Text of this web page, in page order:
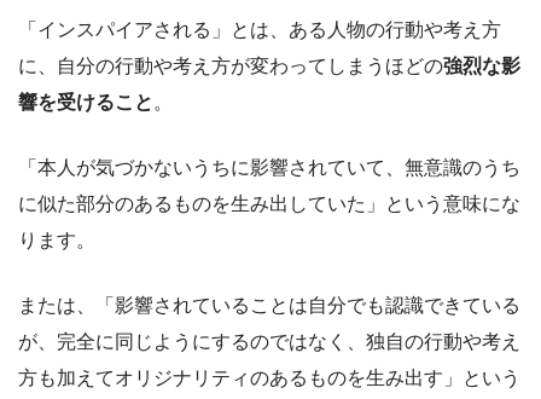
「インスパイアされる」とは、ある人物の行動や考え方
に、自分の行動や考え方が変わってしまうほどの強烈な影
響を受けること 。
「本人が気づかないうちに影響されていて、無意識のうち
に似た部分のあるものを生み出していた」という意味にな
ります。
または、「影響されていることは自分でも認識できている
が、完全に同じようにするのではなく、独自の行動や考え
方も加えてオリジナリティのあるものを生み出す」という